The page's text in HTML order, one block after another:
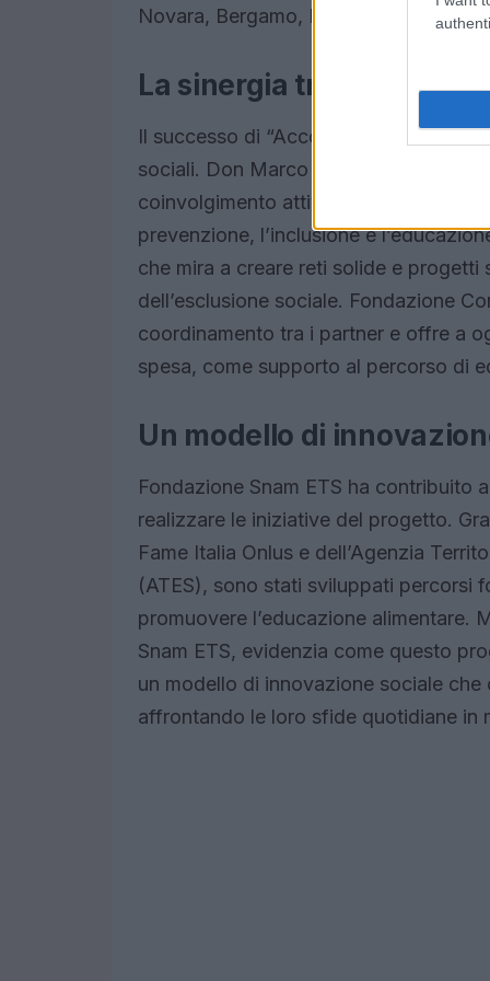
Novara, Bergamo, Modena e Venezia.
La sinergia tra diversi
Il successo di “Accompagna una
sociali. Don Marco Pagniello, direttore
coinvolgimento attivo di cittadini,
prevenzione, l’inclusione e
che mira a creare reti solide e
dell’esclusione sociale. Fondazione
coordinamento tra i partner e offre a
spesa, come supporto al percorso di
Un modello di
Fondazione Snam ETS ha contribuito
realizzare le iniziative del progetto.
Fame Italia Onlus e dell’Agenzia
(ATES), sono stati sviluppati percorsi
promuovere l’educazione alimentare.
Snam ETS, evidenzia come questo
un modello di innovazione sociale
affrontando le loro sfide quotidiane in